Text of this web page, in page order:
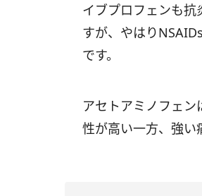
イブプロフェンも抗
すが、やはり
です。
アセトアミノフェ
性が高い一方、強い